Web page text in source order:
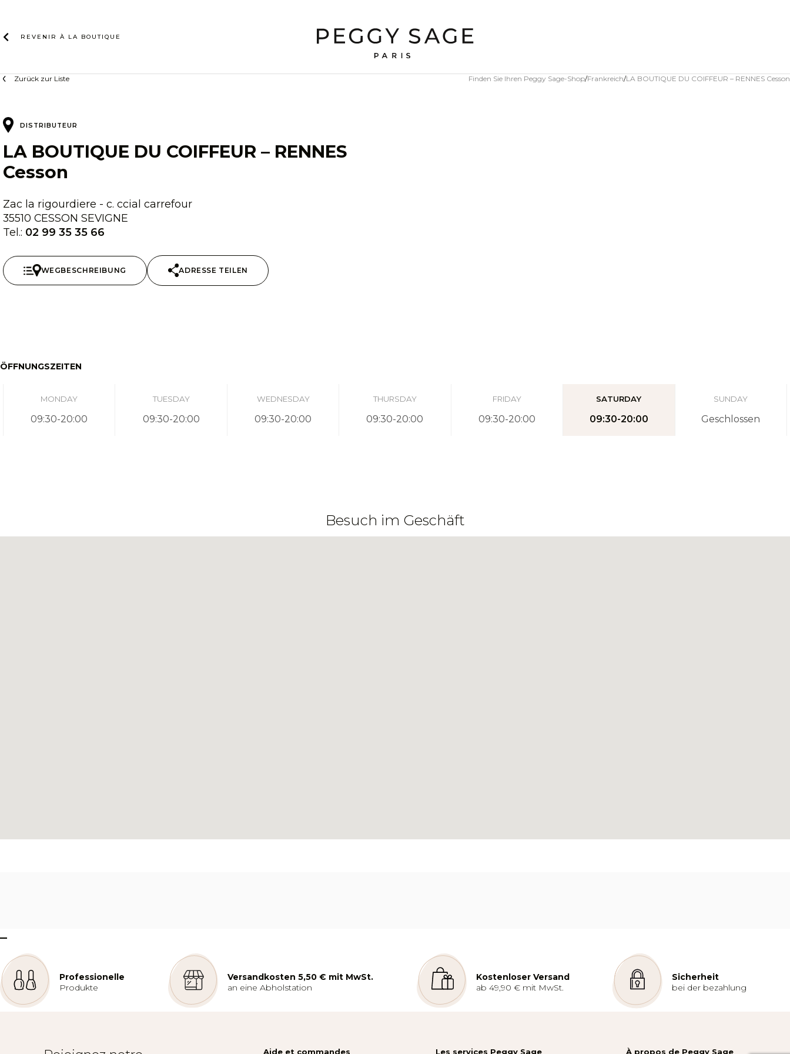
REVENIR À LA BOUTIQUE
Zurück zur Liste Finden Sie Ihren Peggy Sage-Shop Frankreich LA BOUTIQUE DU COIFFEUR – RENNES Cesson
DISTRIBUTEUR
LA BOUTIQUE DU COIFFEUR – RENNES
Cesson
Zac la rigourdiere - c. ccial carrefour
35510 CESSON SEVIGNE
Tel.: 02 99 35 35 66
WEGBESCHREIBUNG ADRESSE TEILEN
ÖFFNUNGSZEITEN
MONDAY
09:30-20:00
TUESDAY
09:30-20:00
WEDNESDAY
09:30-20:00
THURSDAY
09:30-20:00
FRIDAY
09:30-20:00
SATURDAY
09:30-20:00
SUNDAY
Geschlossen
Besuch im Geschäft
–
Professionelle
Produkte
Versandkosten 5,50 € mit MwSt.
an eine Abholstation
Kostenloser Versand
ab 49,90 € mit MwSt.
Sicherheit
bei der bezahlung
Aide et commandes Les services Peggy Sage À propos de Peggy Sage